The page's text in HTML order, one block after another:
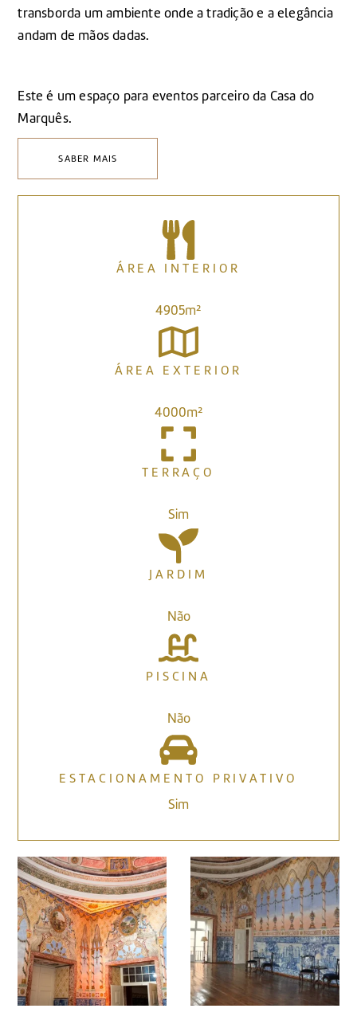
transborda um ambiente onde a tradição e a elegância
andam de mãos dadas.
Este é um espaço para eventos parceiro da Casa do
Marquês.
SABER MAIS
ÁREA INTERIOR
4905m²
ÁREA EXTERIOR
4000m²
TERRAÇO
Sim
JARDIM
Não
PISCINA
Não
ESTACIONAMENTO PRIVATIVO
Sim